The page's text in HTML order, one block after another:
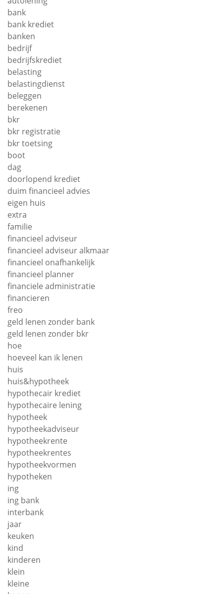
bank
bank krediet
banken
bedrijf
bedrijfskrediet
belasting
belastingdienst
beleggen
berekenen
bkr
bkr registratie
bkr toetsing
boot
dag
doorlopend krediet
duim financieel advies
eigen huis
extra
familie
financieel adviseur
financieel adviseur alkmaar
financieel onafhankelijk
financieel planner
financiele administratie
financieren
freo
geld lenen zonder bank
geld lenen zonder bkr
hoe
hoeveel kan ik lenen
huis
huis&hypotheek
hypothecair krediet
hypothecaire lening
hypotheek
hypotheekadviseur
hypotheekrente
hypotheekrentes
hypotheekvormen
hypotheken
ing
ing bank
interbank
jaar
keuken
kind
kinderen
klein
kleine